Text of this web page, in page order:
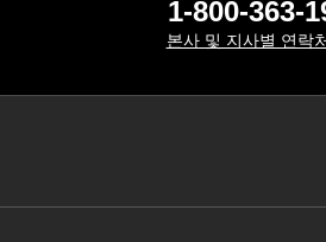
1-800-363-
본사 및 지사별 연락